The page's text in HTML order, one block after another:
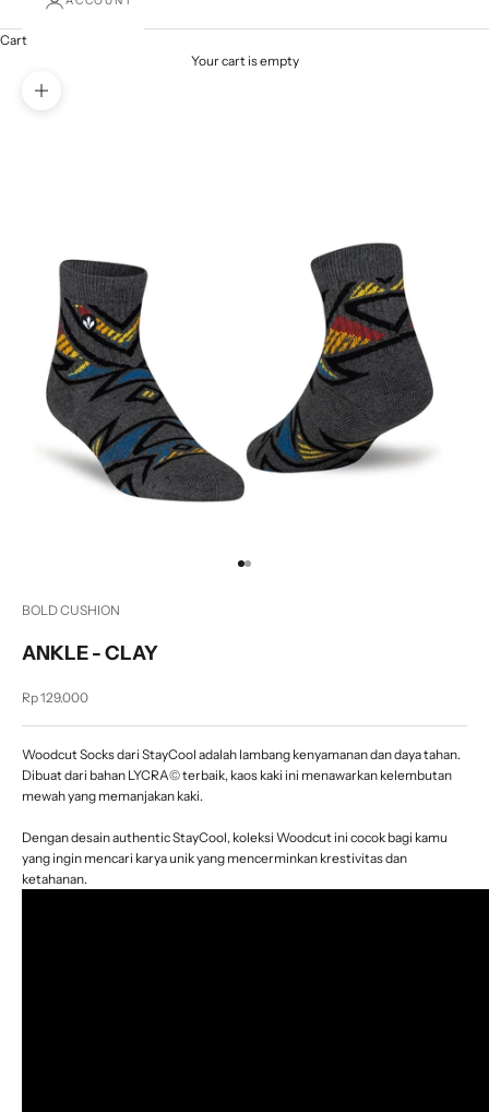
Cart
Your cart is empty
Zoom picture
Go to item 1
Go to item 2
BOLD CUSHION
ANKLE - CLAY
Sale price
Rp 129.000
Woodcut Socks dari StayCool adalah lambang kenyamanan dan daya tahan.
Dibuat dari bahan LYCRA© terbaik, kaos kaki ini menawarkan kelembutan
mewah yang memanjakan kaki.
Dengan desain authentic StayCool, koleksi Woodcut ini cocok bagi kamu
yang ingin mencari karya unik yang mencerminkan krestivitas dan
ketahanan.